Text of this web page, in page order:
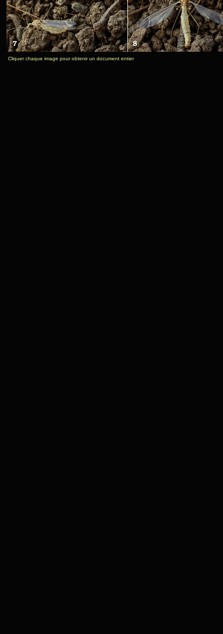
Cliquer chaque image pour obtenir un document entier